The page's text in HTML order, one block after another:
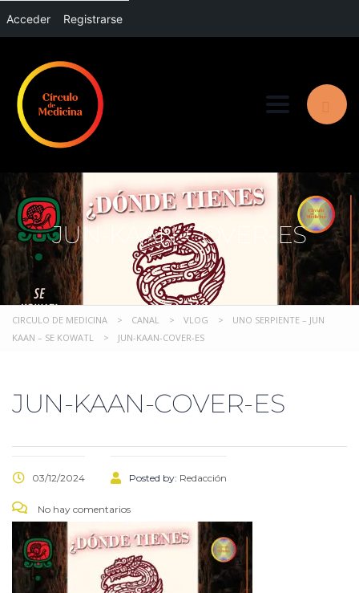
Acceder Registrarse
Toggle
JUN-KAAN-COVER-ES
CIRCULO DE MEDICINA > CANAL > VLOG >
UNO SERPIENTE – JUN
KAAN – SE KOWATL
> JUN-KAAN-COVER-ES
JUN-KAAN-COVER-ES
03/12/2024 Posted by: Redacción
No hay comentarios